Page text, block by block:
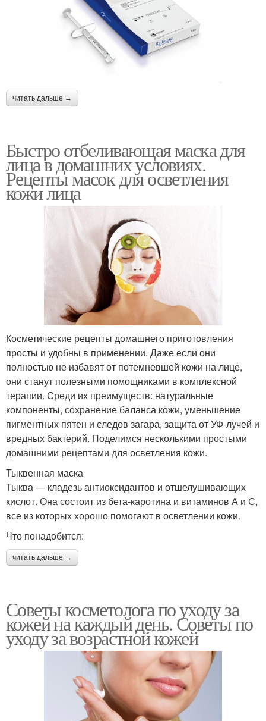
читать дальше →
Быстро отбеливающая маска для
лица в домашних условиях.
Рецепты масок для осветления
кожи лица
Косметические рецепты домашнего приготовления
просты и удобны в применении. Даже если они
полностью не избавят от потемневшей кожи на лице,
они станут полезными помощниками в комплексной
терапии. Среди их преимуществ: натуральные
компоненты, сохранение баланса кожи, уменьшение
пигментных пятен и следов загара, защита от УФ-лучей и
вредных бактерий. Поделимся несколькими простыми
домашними рецептами для осветления кожи.
Тыквенная маска
Тыква — кладезь антиоксидантов и отшелушивающих
кислот. Она состоит из бета-каротина и витаминов А и С,
все из которых хорошо помогают в осветлении кожи.
Что понадобится:
читать дальше →
Советы косметолога по уходу за
кожей на каждый день. Советы по
уходу за возрастной кожей